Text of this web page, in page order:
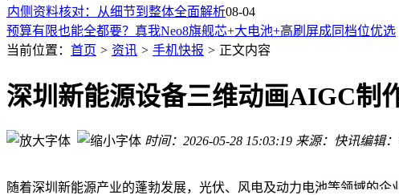
资料核对：从细节到整体全面解析08-04
预算有限也能全都要？真我Neo8旗舰芯+大电池+高刷屏成同档位优选
2026年OPPO旗舰怎么选？三款热门机型解析，总有一款适合你！
腾势Z9S以科技重塑豪华定义 30万级纯电轿车市场或迎新变局
真空并非“空白空间”：从日常应用到量子世界，藏着宇宙的深层奥秘
新款深蓝S05 8月6日上市，配置升级还增激光雷达版，续航最长620公
赛力斯7月产销快报：卖出24229辆新车 同比下滑45.65%
俄罗斯联邦反垄断局起诉苹果，指其未按要求预装本土App
当前位置： 首页 > 资讯 > 手机快报 > 正文内容
深圳新能源设备三维动画AIGC制
时间：2026-05-28 15:03:19 来源：快讯编辑
随着深圳新能源产业的蓬勃发展，光伏、风电及动力电池等领域的